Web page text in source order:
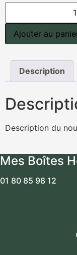
quantité
Cake
citron
Ajouter au
Description
Description du
Mes Boîtes
01 80 85 98 12